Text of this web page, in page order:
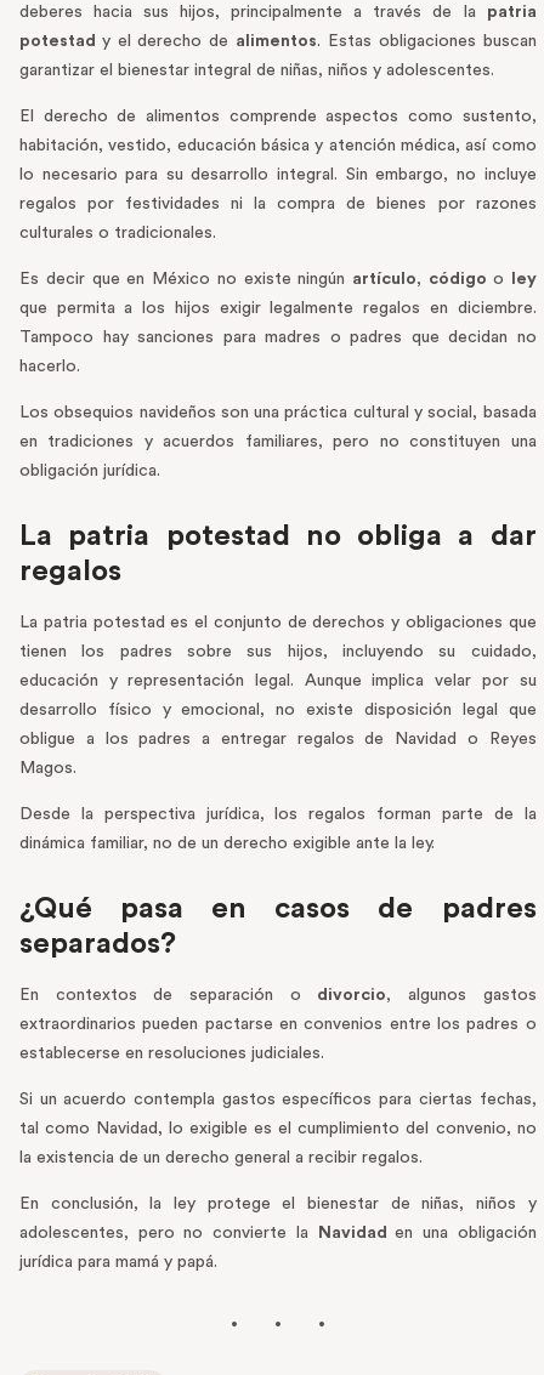
deberes hacia sus hijos, principalmente a través de la
patria
potestad y el derecho de alimentos. Estas obligaciones buscan
garantizar el bienestar integral de niñas, niños y adolescentes.
El derecho de alimentos comprende aspectos como sustento,
habitación, vestido, educación básica y atención médica, así como
lo necesario para su desarrollo integral. Sin embargo, no incluye
regalos por festividades ni la compra de bienes por razones
culturales o tradicionales.
Es decir que en México no existe ningún artículo, código o
ley
que permita a los hijos exigir legalmente regalos en diciembre.
Tampoco hay sanciones para madres o padres que decidan no
hacerlo.
Los obsequios navideños son una práctica cultural y social, basada
en tradiciones y acuerdos familiares, pero no constituyen una
obligación jurídica.
La patria potestad no obliga a dar
regalos
La patria potestad es el conjunto de derechos y obligaciones que
tienen los padres sobre sus hijos, incluyendo su cuidado,
educación y representación legal. Aunque implica velar por su
desarrollo físico y emocional, no existe disposición legal que
obligue a los padres a entregar regalos de Navidad o Reyes
Magos.
Desde la perspectiva jurídica, los regalos forman parte de la
dinámica familiar, no de un derecho exigible ante la ley.
¿Qué pasa en casos de padres
separados?
En contextos de separación o divorcio, algunos gastos
extraordinarios pueden pactarse en convenios entre los padres o
establecerse en resoluciones judiciales.
Si un acuerdo contempla gastos específicos para ciertas fechas,
tal como Navidad, lo exigible es el cumplimiento del convenio, no
la existencia de un derecho general a recibir regalos.
En conclusión, la ley protege el bienestar de niñas, niños y
adolescentes, pero no convierte la
Navidaden una obligación
jurídica para mamá y papá.